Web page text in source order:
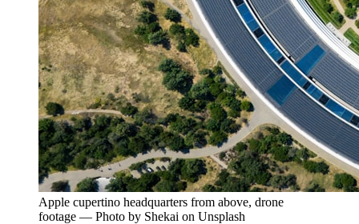
Apple cupertino headquarters from above, drone
footage — Photo by Shekai on Unsplash